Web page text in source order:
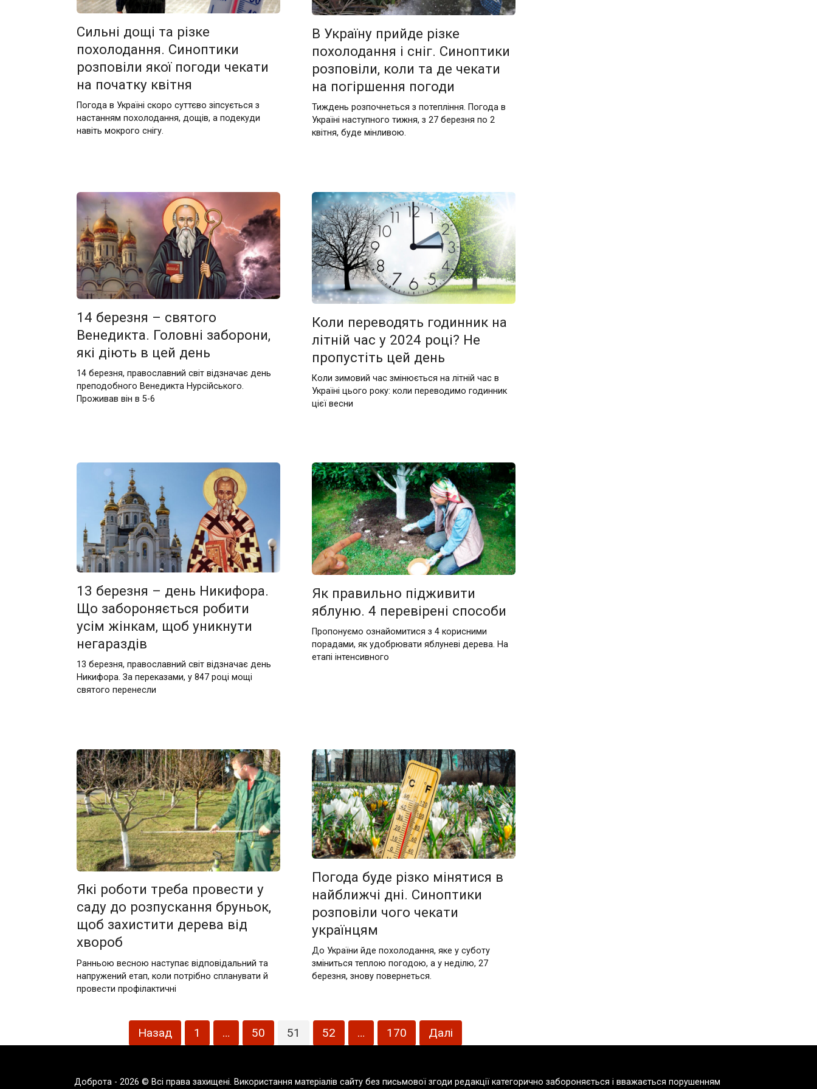
Сильні дощі та різке
похолодання. Синоптики
розповіли якої погоди чекати
на початку квітня
Погода в Україні скоро суттєво зіпсується з
настанням похолодання, дощів, а подекуди
навіть мокрого снігу.
В Україну прийде різке
похолодання і сніг. Синоптики
розповіли, коли та де чекати
на погіршення погоди
Тиждень розпочнеться з потепління. Погода в
Україні наступного тижня, з 27 березня по 2
квітня, буде мінливою.
14 березня – святого
Венедикта. Головні заборони,
які діють в цей день
14 березня, православний світ відзначає день
преподобного Венедикта Нурсійського.
Проживав він в 5-6
Коли переводять годинник на
літній час у 2024 році? Не
пропустіть цей день
Коли зимовий час змінюється на літній час в
Україні цього року: коли переводимо годинник
цієї весни
13 березня – день Никифора.
Що забороняється робити
усім жінкам, щоб уникнути
негараздів
13 березня, православний світ відзначає день
Никифора. За переказами, у 847 році мощі
святого перенесли
Як правильно підживити
яблуню. 4 перевірені способи
Пропонуємо ознайомитися з 4 корисними
порадами, як удобрювати яблуневі дерева. На
етапі інтенсивного
Які роботи треба провести у
саду до розпускання бруньок,
щоб захистити дерева від
хвороб
Ранньою весною наступає відповідальний та
напружений етап, коли потрібно спланувати й
провести профілактичні
Погода буде різко мінятися в
найближчі дні. Синоптики
розповіли чого чекати
українцям
До України йде похолодання, яке у суботу
зміниться теплою погодою, а у неділю, 27
березня, знову повернеться.
Назад 1 … 50 51 52 … 170 Далі
Доброта - 2026 © Всі права захищені. Використання матеріалів сайту без письмової згоди редакції категорично забороняється і вважається порушенням